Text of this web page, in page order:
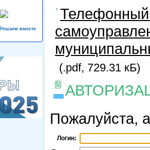
Решаем вместе
Телефонный
(.pdf, 729.31 кБ)
Пожалуйста,
Логин: